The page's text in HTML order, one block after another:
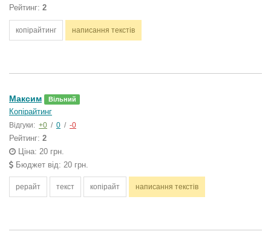
Рейтинг: 2
копірайтинг написання текстів
Максим Вільний
Копірайтинг
Відгуки: +0 / 0 / -0
Рейтинг: 2
Ціна: 20 грн.
Бюджет від: 20 грн.
рерайт текст копірайт написання текстів